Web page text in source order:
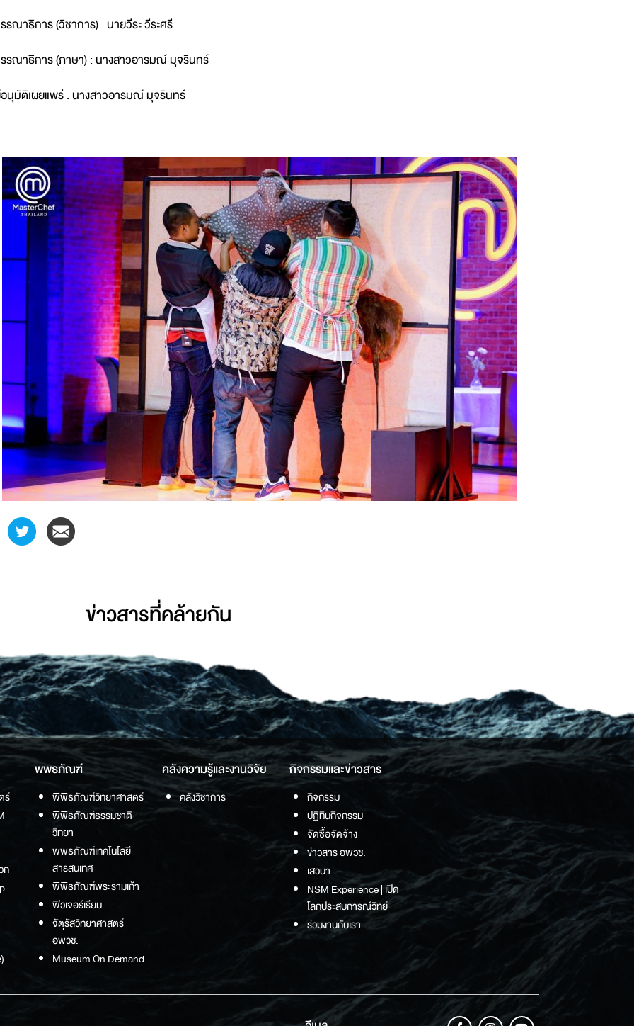
รณาธิการ (วิชาการ) : นายวีระ วีระศรี
รณาธิการ (ภาษา) : นางสาวอารมณ์ มุจรินทร์
นุมัติเผยแพร่ : นางสาวอารมณ์ มุจรินทร์
ข่าวสารที่่คล้ายกัน
ร์
ก
พิพิธภัณฑ์
พิพิธภัณฑ์วิทยาศาสตร์
พิพิธภัณฑ์ธรรมชาติ
วิทยา
พิพิธภัณฑ์เทคโนโลยี
สารสนเทศ
พิพิธภัณฑ์พระรามเก้า
ฟิวเจอร์เรียม
จัตุรัสวิทยาศาสตร์
อพวช.
Museum On Demand
คลังความรู้และงานวิจัย
คลังวิชาการ
กิจกรรมและข่าวสาร
กิจกรรม
ปฏิทินกิจกรรม
จัดซื้อจัดจ้าง
ข่าวสาร อพวช.
เสวนา
NSM Experience | เปิด
โลกประสบการณ์วิทย์
ร่วมงานกับเรา